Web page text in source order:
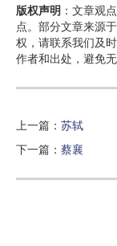
版权声明 ：文章观
点。部分文章来源
权，请联系我们及
作者和出处，避免
上一篇： 苏轼
下一篇： 蔡襄